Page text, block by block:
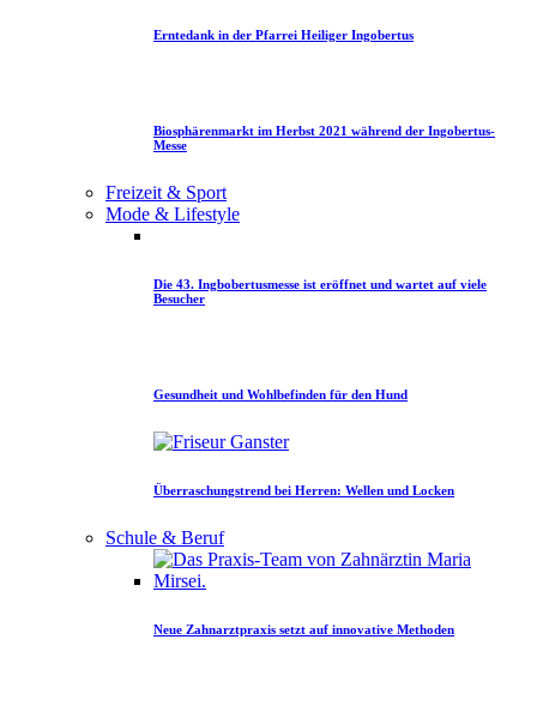
Erntedank in der Pfarrei Heiliger Ingobertus
Biosphärenmarkt im Herbst 2021 während der Ingobertus-
Messe
Freizeit & Sport
Mode & Lifestyle
Die 43. Ingbobertusmesse ist eröffnet und wartet auf viele
Besucher
Gesundheit und Wohlbefinden für den Hund
Überraschungstrend bei Herren: Wellen und Locken
Schule & Beruf
Neue Zahnarztpraxis setzt auf innovative Methoden